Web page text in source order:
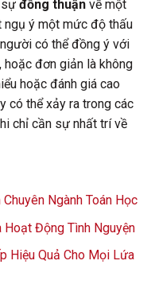
đồng thuận về một
ngụ ý một mức độ thấu
có thể đồng ý với
hoặc đơn giản là không
hoặc đánh giá cao
có thể xảy ra trong các
chỉ cần sự nhất trí về
Ngành Toán Học
Hoạt Động Tình Nguyện
Hiệu Quả Cho Mọi Lứa